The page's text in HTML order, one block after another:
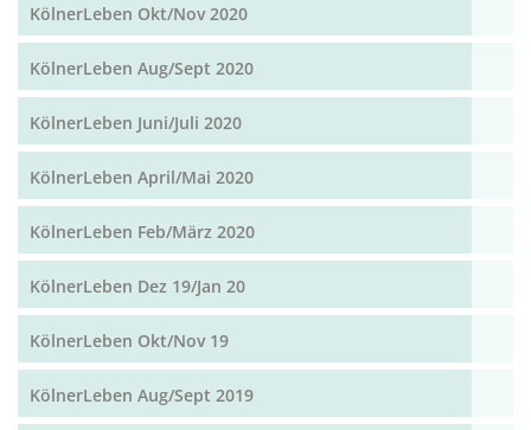
KölnerLeben Okt/Nov 2020
KölnerLeben Aug/Sept 2020
KölnerLeben Juni/Juli 2020
KölnerLeben April/Mai 2020
KölnerLeben Feb/März 2020
KölnerLeben Dez 19/Jan 20
KölnerLeben Okt/Nov 19
KölnerLeben Aug/Sept 2019